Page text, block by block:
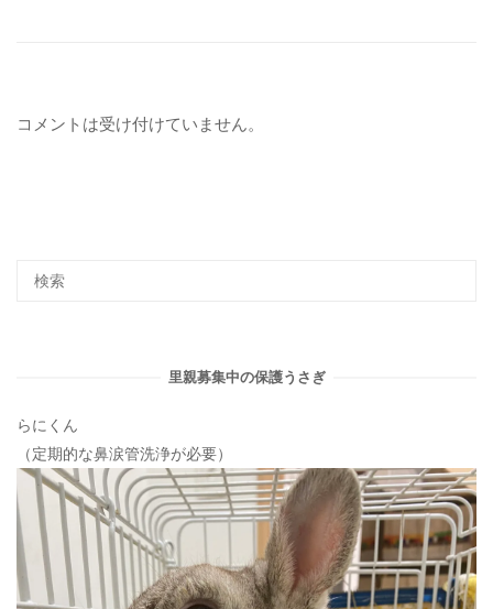
コメントは受け付けていません。
里親募集中の保護うさぎ
らにくん
（定期的な鼻涙管洗浄が必要）